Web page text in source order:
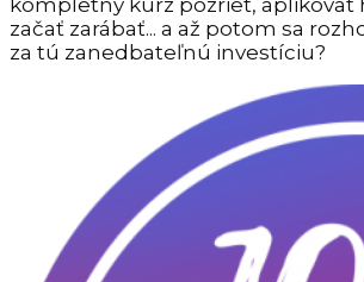
začať zarábať... a až potom sa
za tú zanedbateľnú investíciu?